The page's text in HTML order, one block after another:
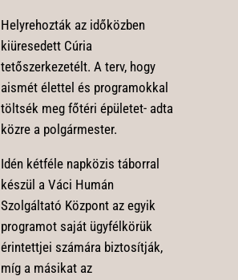
Helyrehozták az időközben
kiüresedett Cúria
tetőszerkezetélt. A terv, hogy
aismét élettel és programokkal
töltsék meg főtéri épületet- adta
közre a polgármester.
Idén kétféle napközis táborral
készül a Váci Humán
Szolgáltató Központ az egyik
programot saját ügyfélkörük
érintettjei számára biztosítják,
míg a másikat az